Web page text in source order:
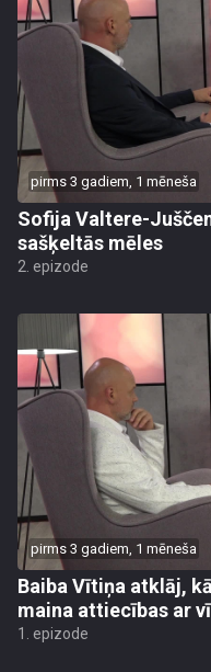
pirms 3 gadiem, 1 mēneša
Sofija Valtere-
sašķeltās mēles
2. epizode
pirms 3 gadiem, 1 mēneša
Baiba Vītiņa atklāj,
maina attiecības ar
1. epizode